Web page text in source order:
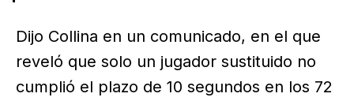
Dijo Collina en un comunicado, en el que
reveló que solo un jugador sustituido no
cumplió el plazo de 10 segundos en los 72